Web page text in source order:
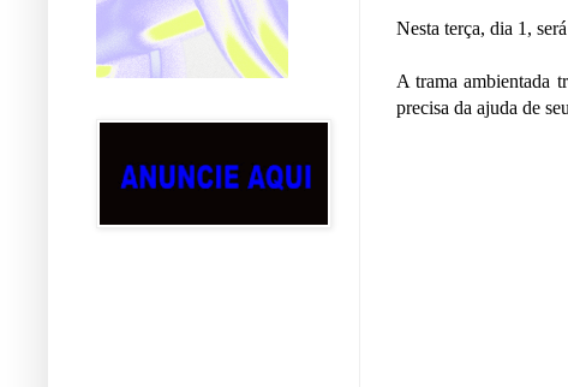
Nesta terça, dia 1,
A trama ambientada
precisa da ajuda de